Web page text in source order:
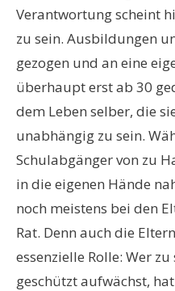
Verantwortung scheint
zu sein. Ausbildungen
gezogen und an eine
überhaupt erst ab 30
dem Leben selber, die
unabhängig zu sein.
Schulabgänger von zu
in die eigenen Hände
noch meistens bei den
Rat. Denn auch die
essenzielle Rolle: Wer
geschützt aufwächst,